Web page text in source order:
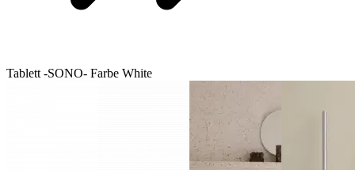
Tablett -SONO- Farbe White